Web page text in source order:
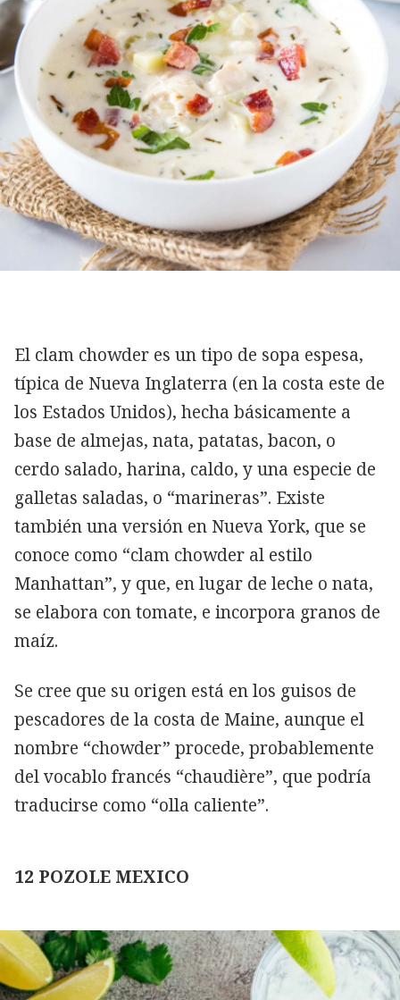
El clam chowder es un tipo de sopa espesa,
típica de Nueva Inglaterra (en la costa este de
los Estados Unidos), hecha básicamente a
base de almejas, nata, patatas, bacon, o
cerdo salado, harina, caldo, y una especie de
galletas saladas, o “marineras”. Existe
también una versión en Nueva York, que se
conoce como “clam chowder al estilo
Manhattan”, y que, en lugar de leche o nata,
se elabora con tomate, e incorpora granos de
maíz.
Se cree que su origen está en los guisos de
pescadores de la costa de Maine, aunque el
nombre “chowder” procede, probablemente
del vocablo francés “chaudière”, que podría
traducirse como “olla caliente”.
12 POZOLE MEXICO